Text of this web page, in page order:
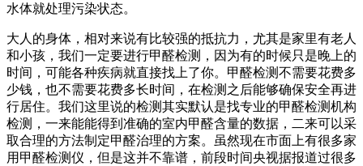
水体就处理污染状态。
大人的身体，相对来说有比较强的抵抗力，尤其是家里有老人
和小孩，我们一定要进行甲醛检测，因为有的时候只是晚上的
时间，可能各种疾病就直接找上了你。甲醛检测不需要花费多
少钱，也不需要花费多长时间，在检测之后能够确保安全再进
行居住。我们这里说的检测其实默认是找专业的甲醛检测机构
检测，一来能能得到准确的室内甲醛含量的数据，二来可以采
取合理的方法制定甲醛治理的方案。虽然现在市面上有很多家
用甲醛检测仪，但是这并不靠谱，前段时间央视据报道过很多